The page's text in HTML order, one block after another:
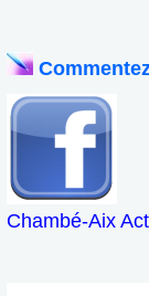
Chambé-Aix